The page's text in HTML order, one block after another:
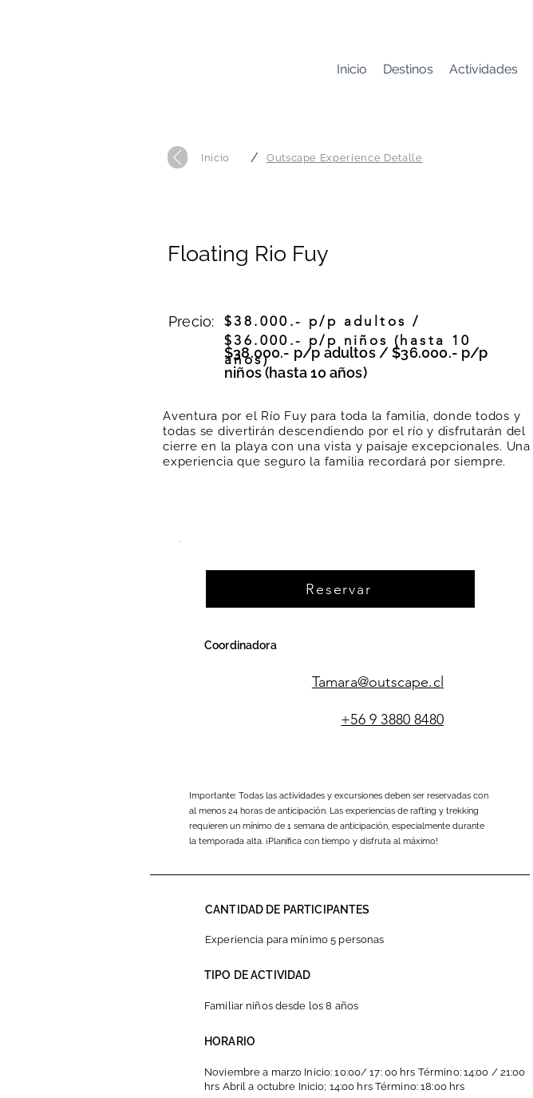
Inicio Destinos Actividades
Inicio / Outscape Experience Detalle
Floating Rio Fuy
Precio:
$38.000.- p/p adultos /
$36.000.- p/p niños (hasta 10
años)
$38.000.- p/p adultos / $36.000.- p/p
niños (hasta 10 años)
Aventura por el Río Fuy para toda la familia, donde todos y
todas se divertirán descendiendo por el río y disfrutarán del
cierre en la playa con una vista y paisaje excepcionales. Una
experiencia que seguro la familia recordará por siempre.
Coordinadora
Tamara@outscape.cl
+56 9 3880 8480
Reservar
Importante: Todas las actividades y excursiones deben ser reservadas con
al menos 24 horas de anticipación. Las experiencias de rafting y trekking
requieren un mínimo de 1 semana de anticipación, especialmente durante
la temporada alta. ¡Planifica con tiempo y disfruta al máximo!
CANTIDAD DE PARTICIPANTES
Experiencia para mínimo 5 personas
TIPO DE ACTIVIDAD
Familiar niños desde los 8 años
HORARIO
Noviembre a marzo Inicio: 10:00/ 17: 00 hrs Término: 14:00 / 21:00
hrs Abril a octubre Inicio; 14:00 hrs Término: 18:00 hrs